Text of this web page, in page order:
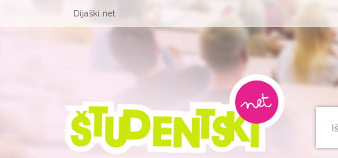
Dijaški.net